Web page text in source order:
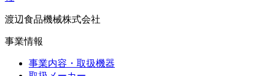
渡辺食品機械株式会社
事業情報
事業内容・取扱機器